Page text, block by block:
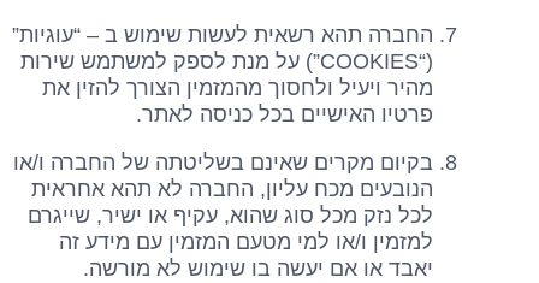
החברה תהא רשאית לעשות שימוש ב – “עוגיות”
(“COOKIES”) על מנת לספק למשתמש שירות
מהיר ויעיל ולחסוך מהמזמין הצורך להזין את
פרטיו האישיים בכל כניסה לאתר.
בקיום מקרים שאינם בשליטתה של החברה ו/או
הנובעים מכח עליון, החברה לא תהא אחראית
לכל נזק מכל סוג שהוא, עקיף או ישיר, שייגרם
למזמין ו/או למי מטעם המזמין עם מידע זה
יאבד או אם יעשה בו שימוש לא מורשה.